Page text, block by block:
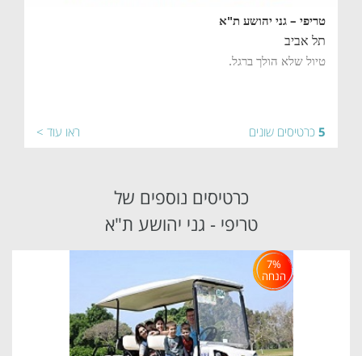
טריפי – גני יהושע ת"א
תל אביב
טיול שלא הולך ברגל.
5 כרטיסים שונים ראו עוד >
כרטיסים נוספים של
טריפי - גני יהושע ת"א
7%
הנחה